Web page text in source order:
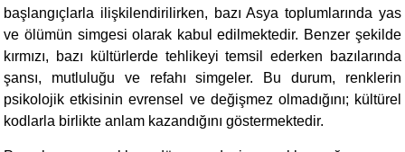
başlangıçlarla ilişkilendirilirken, bazı Asya toplumlarında yas
ve ölümün simgesi olarak kabul edilmektedir. Benzer şekilde
kırmızı, bazı kültürlerde tehlikeyi temsil ederken bazılarında
şansı, mutluluğu ve refahı simgeler. Bu durum, renklerin
psikolojik etkisinin evrensel ve değişmez olmadığını; kültürel
kodlarla birlikte anlam kazandığını göstermektedir.